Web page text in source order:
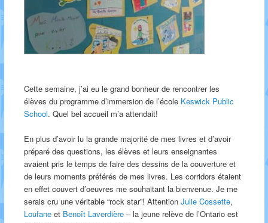
Cette semaine, j’ai eu le grand bonheur de rencontrer les
élèves du programme d’immersion de l’école Keswick Public
School. Quel bel accueil m’a attendait!
En plus d’avoir lu la grande majorité de mes livres et d’avoir
préparé des questions, les élèves et leurs enseignantes
avaient pris le temps de faire des dessins de la couverture et
de leurs moments préférés de mes livres. Les corridors étaient
en effet couvert d’oeuvres me souhaitant la bienvenue. Je me
serais cru une véritable “rock star”! Attention Julie Cossette,
Loufaneet Benoît Laverdière– la jeune relève de l’Ontario est